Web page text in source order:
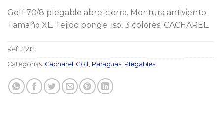
Golf 70/8 plegable abre-cierra. Montura antiviento.
Tamaño XL. Tejido ponge liso, 3 colores. CACHAREL.
Ref.: 2212
Categorías: Cacharel Golf, Paraguas Plegables